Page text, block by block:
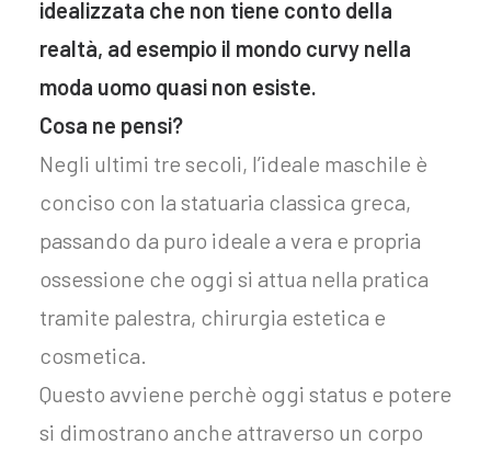
idealizzata che non tiene conto della
realtà, ad esempio il mondo curvy nella
moda uomo quasi non esiste.
Cosa ne pensi?
Negli ultimi tre secoli, l’ideale maschile è
conciso con la statuaria classica greca,
passando da puro ideale a vera e propria
ossessione che oggi si attua nella pratica
tramite palestra, chirurgia estetica e
cosmetica.
Questo avviene perchè oggi status e potere
si dimostrano anche attraverso un corpo